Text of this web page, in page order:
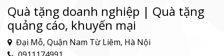
Quà tặng doanh nghiệp | Quà tặng
quảng cáo, khuyến mại
Đại Mỗ, Quận Nam Từ Liêm, Hà Nội